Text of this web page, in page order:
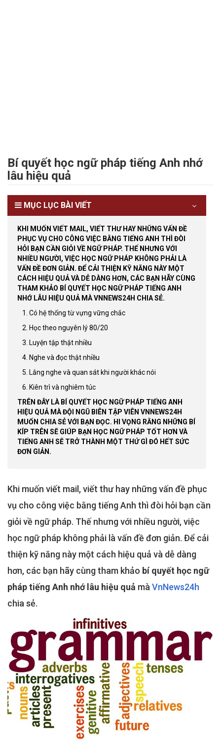
Bí quyết học ngữ pháp tiếng Anh nhớ
lâu hiệu quả
MỤC LỤC BÀI VIẾT
KHI MUỐN VIẾT MAIL, VIẾT THƯ HAY NHỮNG VẤN ĐỀ
PHỤC VỤ CHO CÔNG VIỆC BẰNG TIẾNG ANH THÌ ĐÒI
HỎI BẠN CẦN GIỎI VỀ NGỮ PHÁP. THẾ NHƯNG VỚI
NHIỀU NGƯỜI, VIỆC HỌC NGỮ PHÁP KHÔNG PHẢI LÀ
VẤN ĐỀ ĐƠN GIẢN. ĐỂ CẢI THIỆN KỸ NĂNG NÀY MỘT
CÁCH HIỆU QUẢ VÀ DỄ DÀNG HƠN, CÁC BẠN HÃY CÙNG
THAM KHẢO BÍ QUYẾT HỌC NGỮ PHÁP TIẾNG ANH
NHỚ LÂU HIỆU QUẢ MÀ VNNEWS24H CHIA SẺ.
1. Có hệ thống từ vựng vững chắc
2. Học theo nguyên lý 80/20
3. Luyện tập thật nhiều
4. Nghe và đọc thật nhiều
5. Lắng nghe và quan sát khi người khác nói
6. Kiên trì và nghiêm túc
TRÊN ĐÂY LÀ BÍ QUYẾT HỌC NGỮ PHÁP TIẾNG ANH
HIỆU QUẢ MÀ ĐỘI NGŨ BIÊN TẬP VIÊN VNNEWS24H
MUỐN CHIA SẺ VỚI BẠN ĐỌC. HI VỌNG RẰNG NHỮNG BÍ
KÍP TRÊN SẼ GIÚP BẠN HỌC NGỮ PHÁP TỐT HƠN VÀ
TIẾNG ANH SẼ TRỞ THÀNH MỘT THỨ GÌ ĐÓ HẾT SỨC
ĐƠN GIẢN.
Khi muốn viết mail, viết thư hay những vấn đề phục
vụ cho công việc bằng tiếng Anh thì đòi hỏi bạn cần
giỏi về ngữ pháp. Thế nhưng với nhiều người, việc
học ngữ pháp không phải là vấn đề đơn giản. Để cải
thiện kỹ năng này một cách hiệu quả và dễ dàng
hơn, các bạn hãy cùng tham khảo bí quyết học ngữ
pháp tiếng Anh nhớ lâu hiệu quả mà VnNews24h
chia sẻ.